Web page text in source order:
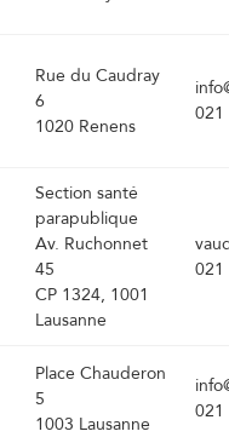
Rue du Caudray
6
1020 Renens
021
Section santé
parapublique
Av. Ruchonnet
45
CP 1324, 1001
Lausanne
021
Place Chauderon
5
1003 Lausanne
021